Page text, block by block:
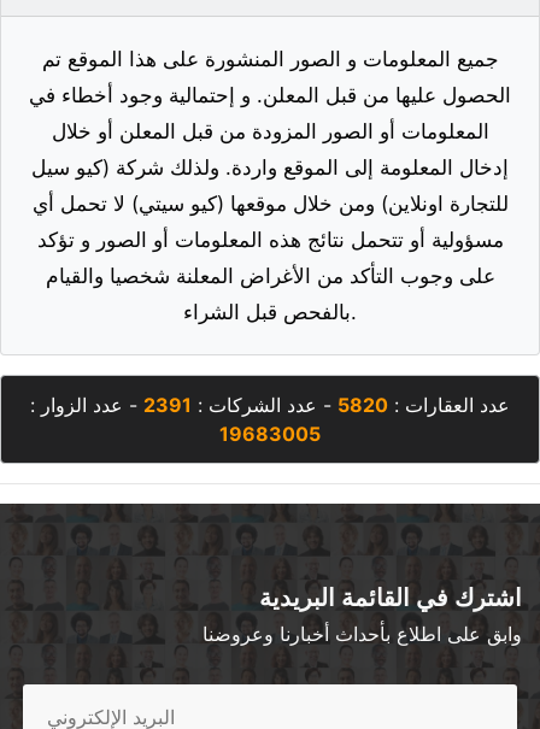
جميع المعلومات و الصور المنشورة على هذا الموقع تم
الحصول عليها من قبل المعلن. و إحتمالية وجود أخطاء في
المعلومات أو الصور المزودة من قبل المعلن أو خلال
إدخال المعلومة إلى الموقع واردة. ولذلك شركة (كيو سيل
للتجارة اونلاين) ومن خلال موقعها (كيو سيتي) لا تحمل أي
مسؤولية أو تتحمل نتائج هذه المعلومات أو الصور و تؤكد
على وجوب التأكد من الأغراض المعلنة شخصيا والقيام
بالفحص قبل الشراء.
عدد العقارات : 5820 - عدد الشركات : 2391 - عدد الزوار :
19683005
اشترك في القائمة البريدية
وابق على اطلاع بأحداث أخبارنا وعروضنا